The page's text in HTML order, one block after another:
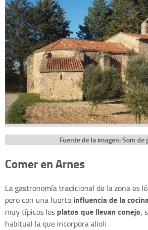
Fuente de la imagen: Som de
Comer en Arnes
La gastronomía tradicional de la zona es
pero con una fuerte influencia de la
muy típicos los platos que llevan conejo,
habitual la que incorpora alioli.